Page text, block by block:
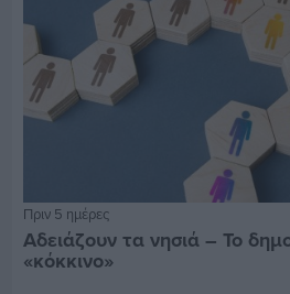
Πριν 5 ημέρες
Αδειάζουν τα νησιά – Το
«κόκκινο»